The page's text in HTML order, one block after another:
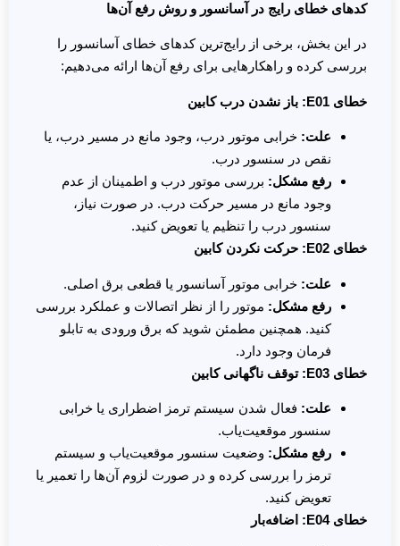
کدهای خطای رایج در آسانسور و روش رفع آن‌ها
در این بخش، برخی از رایج‌ترین کدهای خطای آسانسور را
بررسی کرده و راهکارهایی برای رفع آن‌ها ارائه می‌دهیم:
خطایE01: باز نشدن درب کابین
علت: خرابی موتور درب، وجود مانع در مسیر درب، یا
نقص در سنسور درب.
رفع مشکل: بررسی موتور درب و اطمینان از عدم
وجود مانع در مسیر حرکت درب. در صورت نیاز،
سنسور درب را تنظیم یا تعویض کنید.
خطایE02: حرکت نکردن کابین
علت: خرابی موتور آسانسور یا قطعی برق اصلی.
رفع مشکل: موتور را از نظر اتصالات و عملکرد بررسی
کنید. همچنین مطمئن شوید که برق ورودی به تابلو
فرمان وجود دارد.
خطایE03: توقف ناگهانی کابین
علت: فعال شدن سیستم ترمز اضطراری یا خرابی
سنسور موقعیت‌یاب.
رفع مشکل: وضعیت سنسور موقعیت‌یاب و سیستم
ترمز را بررسی کرده و در صورت لزوم آن‌ها را تعمیر یا
تعویض کنید.
خطایE04: اضافه‌بار